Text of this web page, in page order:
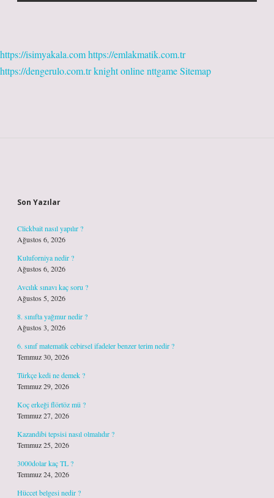
https://isimyakala.comhttps://emlakmatik.com.tr
https://dengerulo.com.trknight onlinenttgameSitemap
Son Yazılar
Clickbait nasıl yapılır ?
Ağustos 6, 2026
Kuluforniya nedir ?
Ağustos 6, 2026
Avcılık sınavı kaç soru ?
Ağustos 5, 2026
8. sınıfta yağmur nedir ?
Ağustos 3, 2026
6. sınıf matematik cebirsel ifadeler benzer terim nedir ?
Temmuz 30, 2026
Türkçe kedi ne demek ?
Temmuz 29, 2026
Koç erkeği flörtöz mü ?
Temmuz 27, 2026
Kazandibi tepsisi nasıl olmalıdır ?
Temmuz 25, 2026
3000dolar kaç TL ?
Temmuz 24, 2026
Hüccet belgesi nedir ?